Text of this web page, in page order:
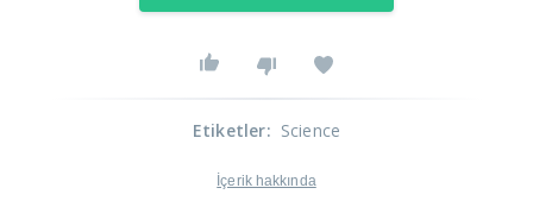
Etiketler: Science
İçerik hakkında